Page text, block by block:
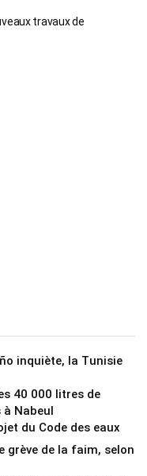
travaux de
inquiète, la Tunisie
40 000 litres de
Nabeul
du Code des eaux
grève de la faim, selon